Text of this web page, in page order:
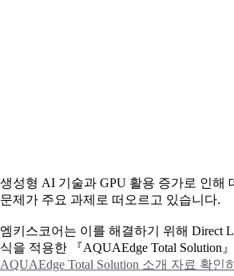
생성형 AI 기술과 GPU 활용 증가로 인해
문제가 주요 과제로 떠오르고 있습니다.
엠키스코어는 이를 해결하기 위해 Direct
식을 적용한 『AQUAEdge Total Solution
AQUAEdge Total Solution 소개 자료 확인